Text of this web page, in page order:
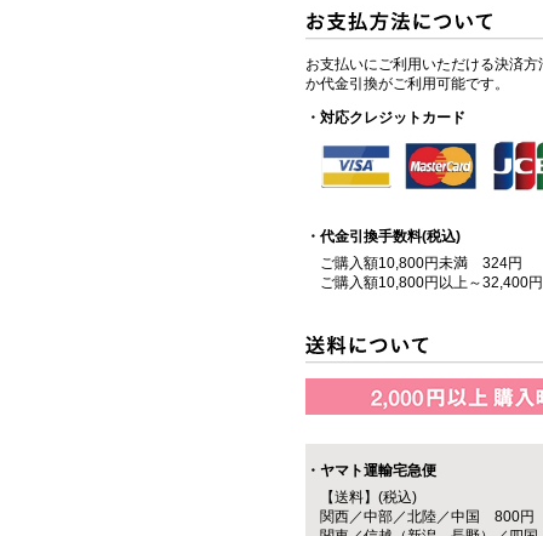
お支払いにご利用いただける決済
か代金引換がご利用可能です。
・対応クレジットカード
・代金引換手数料(税込)
ご購入額10,800円未満 324円
ご購入額10,800円以上～32,400
・ヤマト運輸宅急便
【送料】(税込)
関西／中部／北陸／中国 800円